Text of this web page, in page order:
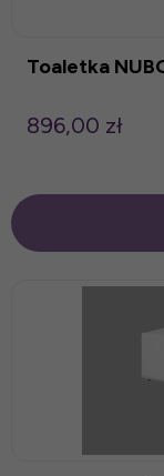
Toaletka
896,00 zł